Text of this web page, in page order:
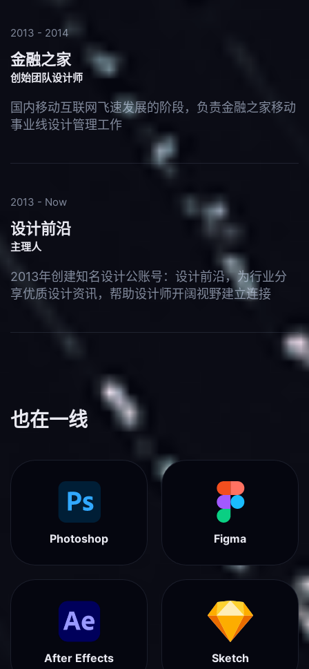
2013 - 2014
金融之家
创始团队设计师
国内移动互联网飞速发展的阶段，负责金融之家移动
事业线设计管理工作
2013 - Now
设计前沿
主理人
2013年创建知名设计公账号：设计前沿，为行业分
享优质设计资讯，帮助设计师开阔视野建立连接
也在一线
Photoshop Figma
After Effects Sketch